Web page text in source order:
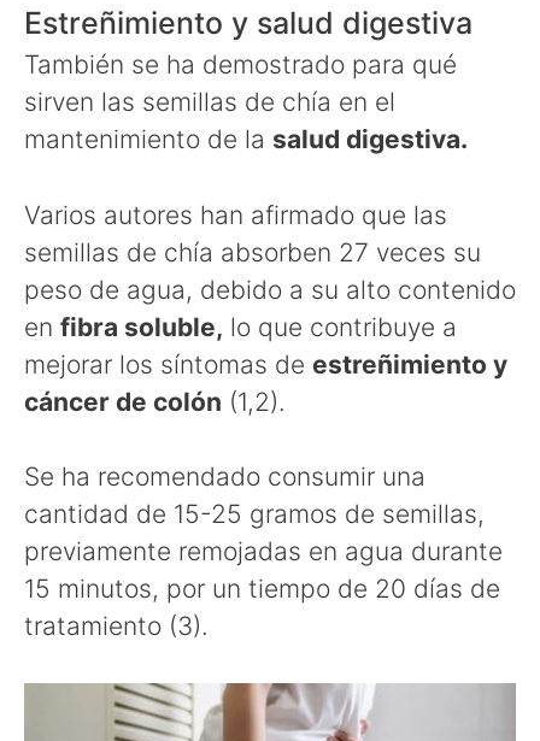
Estreñimiento y salud digestiva
También se ha demostrado para qué
sirven las semillas de chía en el
mantenimiento de la salud digestiva.
Varios autores han afirmado que las
semillas de chía absorben 27 veces su
peso de agua, debido a su alto contenido
en fibra soluble, lo que contribuye a
mejorar los síntomas de estreñimiento y
cáncer de colón (1,2).
Se ha recomendado consumir una
cantidad de 15-25 gramos de semillas,
previamente remojadas en agua durante
15 minutos, por un tiempo de 20 días de
tratamiento (3).